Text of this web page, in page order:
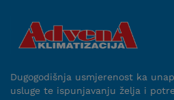
Dugogodišnja usmjerenost ka
usluge te ispunjavanju želja i